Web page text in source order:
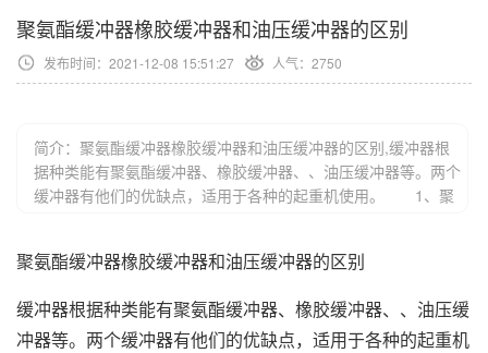
聚氨酯缓冲器橡胶缓冲器和油压缓冲器的区别
发布时间：2021-12-08 15:51:27 人气： 2750
简介：聚氨酯缓冲器橡胶缓冲器和油压缓冲器的区别,缓冲器根
据种类能有聚氨酯缓冲器、橡胶缓冲器、、油压缓冲器等。两个
缓冲器有他们的优缺点，适用于各种的起重机使用。 1、聚
品。 2、橡胶缓冲器的价格也是不贵的，不过橡胶式缓冲器
缓冲器尽管能处理弹簧式反弹冲击的短处，不过造价不低，并液
压管
聚氨酯缓冲器橡胶缓冲器和油压缓冲器的区别
缓冲器根据种类能有聚氨酯缓冲器、橡胶缓冲器、、油压缓
冲器等。两个缓冲器有他们的优缺点，适用于各种的起重机